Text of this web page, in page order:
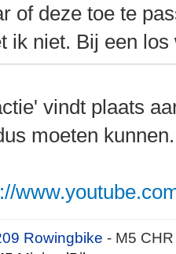
of deze toe te
ik niet. Bij een
vindt plaats
moeten
Rowingbike- M5